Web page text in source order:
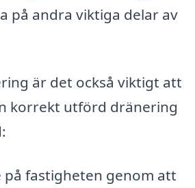
på andra viktiga delar av
är det också viktigt att
korrekt utförd dränering
på fastigheten genom att